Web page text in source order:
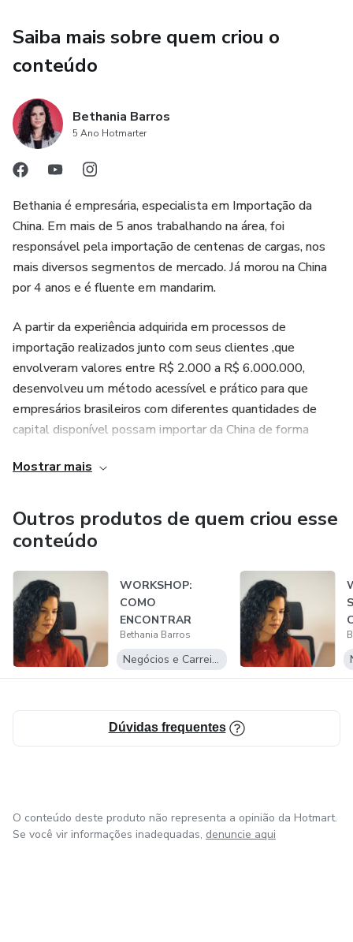
e mais ...
Saiba mais sobre quem criou o
conteúdo
Bethania Barros
5 Ano Hotmarter
Bethania é empresária, especialista em Importação da
China. Em mais de 5 anos trabalhando na área, foi
responsável pela importação de centenas de cargas, nos
mais diversos segmentos de mercado. Já morou na China
por 4 anos e é fluente em mandarim.
A partir da experiência adquirida em processos de
importação realizados junto com seus clientes ,que
envolveram valores entre R$ 2.000 a R$ 6.000.000,
desenvolveu um método acessível e prático para que
empresários brasileiros com diferentes quantidades de
capital disponível possam importar da China de forma
Mostrar mais
Outros produtos de quem criou esse
conteúdo
WORKSHOP:
COMO
ENCONTRAR
PRODUTOS
LUCRATIVOS PARA
IMPORTAR D...
Bethania Barros
Negócios e Carreira
Dúvidas frequentes
O conteúdo deste produto não representa a opinião da Hotmart.
Se você vir informações inadequadas, denuncie aqui